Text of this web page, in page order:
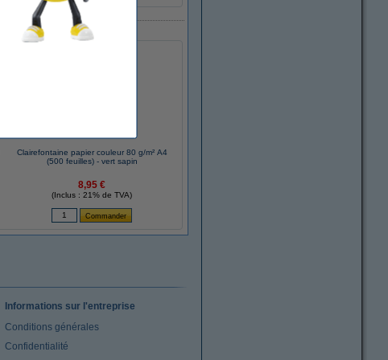
Clairefontaine papier couleur 80 g/m² A4
(500 feuilles) - vert sapin
8,95 €
(Inclus : 21% de TVA)
Informations sur l'entreprise
Conditions générales
Confidentialité